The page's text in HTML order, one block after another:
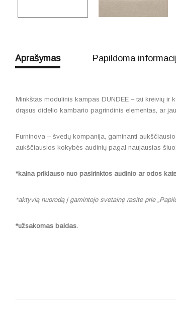
Aprašymas Papildoma
Minkštas modulinis kampas DUNDEE – tai kreivių ir
drąsus didelio kambario pagrindinis elementas, ar
Furninova – švedų kompanija, gaminanti
aukščiausios kokybės audinių pagal naujausias
*kaina priklauso nuo pasirinktos audinio ar odos
*aktyvią nuorodą į gamintojo svetainę rasite prie
*užsakomas baldas.